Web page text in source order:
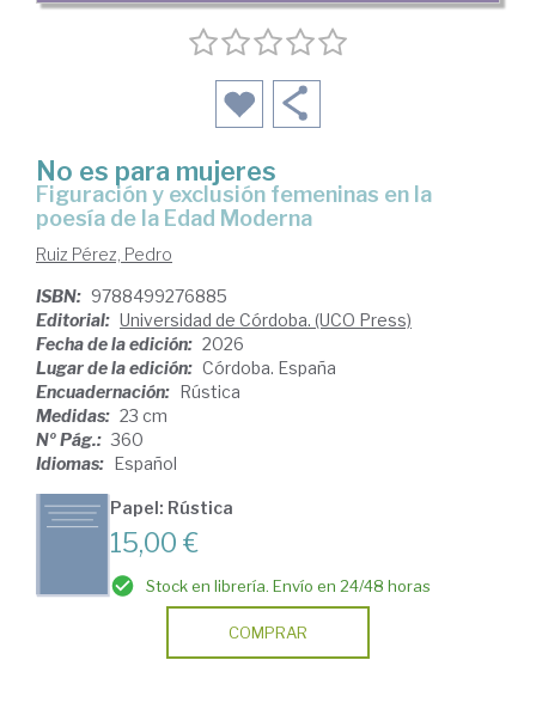
No es para mujeres
Figuración y exclusión femeninas en la
poesía de la Edad Moderna
Ruiz Pérez, Pedro
ISBN: 9788499276885
Editorial: Universidad de Córdoba. (UCO Press)
Fecha de la edición: 2026
Lugar de la edición: Córdoba. España
Encuadernación: Rústica
Medidas: 23 cm
Nº Pág.: 360
Idiomas: Español
Papel: Rústica
15,00 €
Stock en librería. Envío en 24/48 horas
COMPRAR